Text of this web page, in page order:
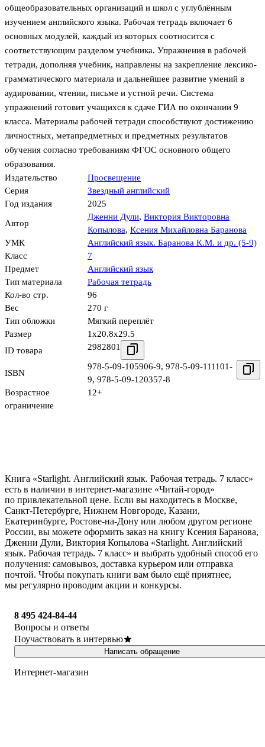
общеобразовательных организаций и школ с углублённым
изучением английского языка. Рабочая тетрадь включает 6
основных модулей, каждый из которых соотносится с
соответствующим разделом учебника. Упражнения в рабочей
тетради, дополняя учебник, направлены на закрепление лексико-
грамматического материала и дальнейшее развитие умений в
аудировании, чтении, письме и устной речи. Система
упражнений готовит учащихся к сдаче ГИА по окончании 9
класса. Материалы рабочей тетради способствуют достижению
личностных, метапредметных и предметных результатов
обучения согласно требованиям ФГОС основного общего
образования.
Издательство
Просвещение
Серия
Звездный английский
Год издания
2025
Автор
Дженни Дули, Виктория Викторовна
Копылова, Ксения Михайловна Баранова
УМК
Английский язык. Баранова К.М. и др. (5-9)
Класс
7
Предмет
Английский язык
Тип материала
Рабочая тетрадь
Кол-во стр.
96
Вес
270 г
Тип обложки
Мягкий переплёт
Размер
1x20.8x29.5
ID товара
2982801
ISBN
978-5-09-105906-9, 978-5-09-111101-
9, 978-5-09-120357-8
Возрастное
ограничение
12+
Книга «Starlight. Английский язык. Рабочая тетрадь. 7 класс»
есть в наличии в интернет-магазине «Читай-город»
по привлекательной цене. Если вы находитесь в Москве,
Санкт-Петербурге, Нижнем Новгороде, Казани,
Екатеринбурге, Ростове-на-Дону или любом другом регионе
России, вы можете оформить заказ на книгу Ксения Баранова,
Дженни Дули, Виктория Копылова «Starlight. Английский
язык. Рабочая тетрадь. 7 класс» и выбрать удобный способ его
получения: самовывоз, доставка курьером или отправка
почтой. Чтобы покупать книги вам было ещё приятнее,
мы регулярно проводим акции и конкурсы.
8 495 424-84-44
Вопросы и ответы
Поучаствовать в интервью
Написать обращение
Интернет-магазин